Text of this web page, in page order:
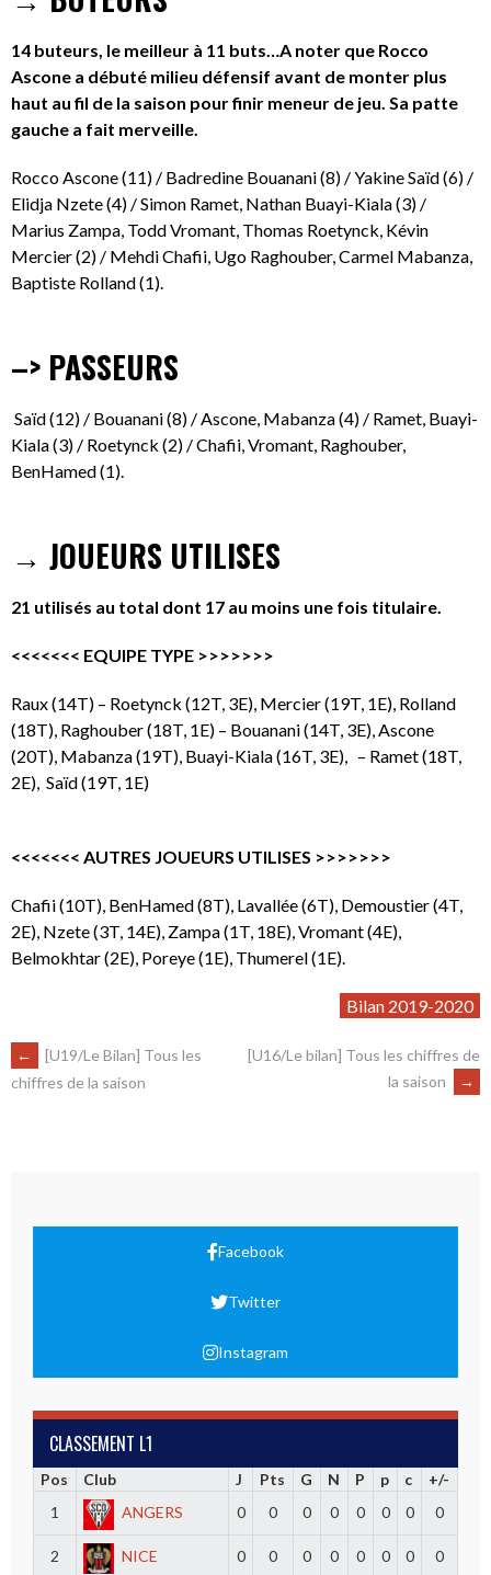
14 buteurs, le meilleur à 11 buts…A noter que Rocco
Ascone a débuté milieu défensif avant de monter plus
haut au fil de la saison pour finir meneur de jeu. Sa patte
gauche a fait merveille.
Rocco Ascone (11) / Badredine Bouanani (8) / Yakine Saïd (6) /
Elidja Nzete (4) / Simon Ramet, Nathan Buayi-Kiala (3) /
Marius Zampa, Todd Vromant, Thomas Roetynck, Kévin
Mercier (2) / Mehdi Chafii, Ugo Raghouber, Carmel Mabanza,
Baptiste Rolland (1).
–> PASSEURS
Saïd (12) / Bouanani (8) / Ascone, Mabanza (4) / Ramet, Buayi-
Kiala (3) / Roetynck (2) / Chafii, Vromant, Raghouber,
BenHamed (1).
→ JOUEURS UTILISES
21 utilisés au total dont 17 au moins une fois titulaire.
<<<<<<< EQUIPE TYPE >>>>>>>
Raux (14T) – Roetynck (12T, 3E), Mercier (19T, 1E), Rolland
(18T), Raghouber (18T, 1E) – Bouanani (14T, 3E), Ascone
(20T), Mabanza (19T), Buayi-Kiala (16T, 3E), – Ramet (18T,
2E), Saïd (19T, 1E)
<<<<<<< AUTRES JOUEURS UTILISES >>>>>>>
Chafii (10T), BenHamed (8T), Lavallée (6T), Demoustier (4T,
2E), Nzete (3T, 14E), Zampa (1T, 18E), Vromant (4E),
Belmokhtar (2E), Poreye (1E), Thumerel (1E).
Bilan 2019-2020
←
[U19/Le Bilan] Tous les
chiffres de la saison
[U16/Le bilan] Tous les chiffres de
la saison
→
Facebook
Twitter
Instagram
CLASSEMENT L1
Pos Club J Pts G N P p c
+/-
1
ANGERS 0 0 0 0 0 0 0 0
2 NICE 0 0 0 0 0 0 0 0